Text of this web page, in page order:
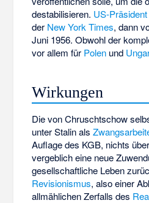
destabilisieren. US-Präsident
der New York Times, dann
Juni 1956. Obwohl der
vor allem für Polen und
Wirkungen
Die von Chruschtschow
unter Stalin als
Auflage des KGB, nichts
vergeblich eine neue
gesellschaftliche Leben
Revisionismus, also einer
allmählichen Zerfalls des